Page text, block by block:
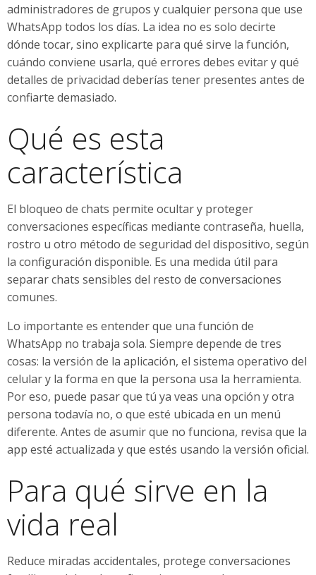
administradores de grupos y cualquier persona que use
WhatsApp todos los días. La idea no es solo decirte
dónde tocar, sino explicarte para qué sirve la función,
cuándo conviene usarla, qué errores debes evitar y qué
detalles de privacidad deberías tener presentes antes de
confiarte demasiado.
Qué es esta
característica
El bloqueo de chats permite ocultar y proteger
conversaciones específicas mediante contraseña, huella,
rostro u otro método de seguridad del dispositivo, según
la configuración disponible. Es una medida útil para
separar chats sensibles del resto de conversaciones
comunes.
Lo importante es entender que una función de
WhatsApp no trabaja sola. Siempre depende de tres
cosas: la versión de la aplicación, el sistema operativo del
celular y la forma en que la persona usa la herramienta.
Por eso, puede pasar que tú ya veas una opción y otra
persona todavía no, o que esté ubicada en un menú
diferente. Antes de asumir que no funciona, revisa que la
app esté actualizada y que estés usando la versión oficial.
Para qué sirve en la
vida real
Reduce miradas accidentales, protege conversaciones